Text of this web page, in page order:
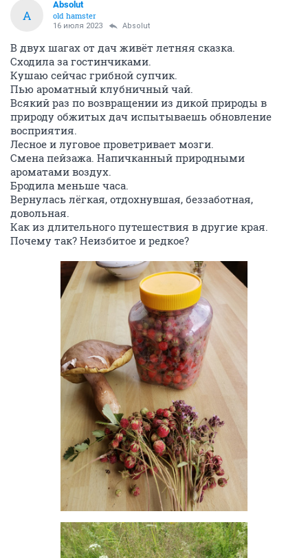
A
Absolut
old hamster
16 июля 2023 Absolut
В двух шагах от дач живёт летняя сказка.
Сходила за гостинчиками.
Кушаю сейчас грибной супчик.
Пью ароматный клубничный чай.
Всякий раз по возвращении из дикой природы в
природу обжитых дач испытываешь обновление
восприятия.
Лесное и луговое проветривает мозги.
Смена пейзажа. Напичканный природными
ароматами воздух.
Бродила меньше часа.
Вернулась лёгкая, отдохнувшая, беззаботная,
довольная.
Как из длительного путешествия в другие края.
Почему так? Неизбитое и редкое?